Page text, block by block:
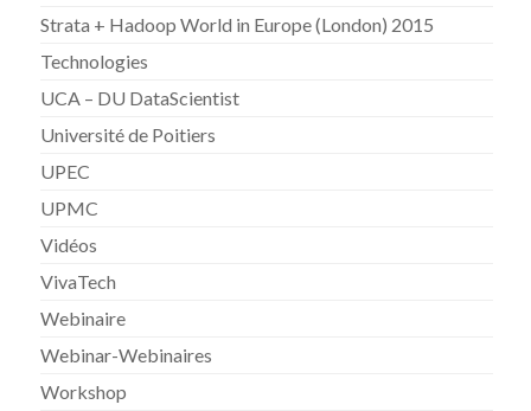
Strata + Hadoop World in Europe (London) 2015
Technologies
UCA – DU DataScientist
Université de Poitiers
UPEC
UPMC
Vidéos
VivaTech
Webinaire
Webinar-Webinaires
Workshop